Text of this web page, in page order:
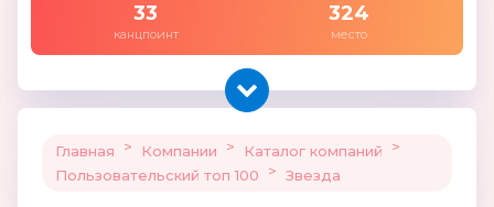
33
канцпоинт
324
место
Главная > Компании > Каталог компаний
>
Пользовательский топ 100
> Звезда